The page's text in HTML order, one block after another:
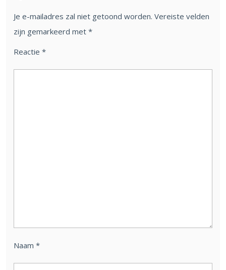
Je e-mailadres zal niet getoond worden. Vereiste velden
zijn gemarkeerd met *
Reactie *
Naam *